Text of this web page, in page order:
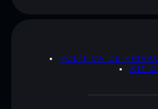
POLÍTICA DE
KIT